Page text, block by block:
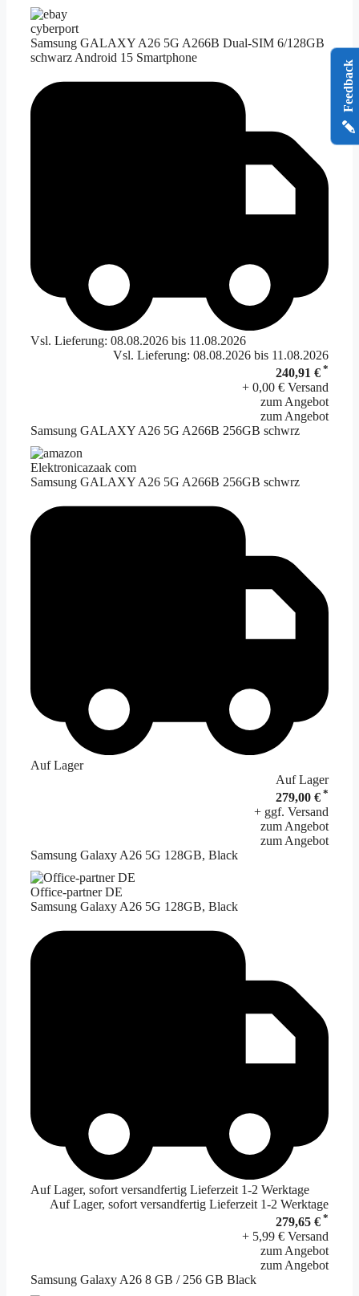
cyberport
Samsung GALAXY A26 5G A266B Dual-SIM 6/128GB
schwarz Android 15 Smartphone
Vsl. Lieferung: 08.08.2026 bis 11.08.2026
Vsl. Lieferung: 08.08.2026 bis 11.08.2026
240,91 € *
+ 0,00 € Versand
zum Angebot
zum Angebot
Samsung GALAXY A26 5G A266B 256GB schwrz
Elektronicazaak com
Samsung GALAXY A26 5G A266B 256GB schwrz
Auf Lager
Auf Lager
279,00 € *
+ ggf. Versand
zum Angebot
zum Angebot
Samsung Galaxy A26 5G 128GB, Black
Office-partner DE
Samsung Galaxy A26 5G 128GB, Black
Auf Lager, sofort versandfertig Lieferzeit 1-2 Werktage
Auf Lager, sofort versandfertig Lieferzeit 1-2 Werktage
279,65 € *
+ 5,99 € Versand
zum Angebot
zum Angebot
Samsung Galaxy A26 8 GB / 256 GB Black
Feedback